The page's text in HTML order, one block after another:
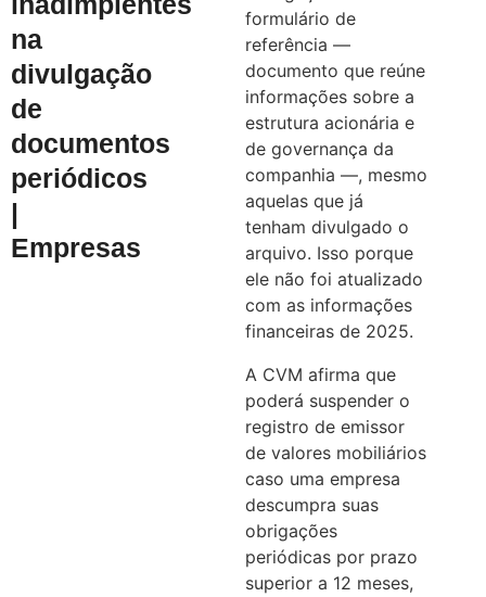
na
divulgação
de
documentos
periódicos
|
Empresas
formulário de
referência —
documento que reúne
informações sobre a
estrutura acionária e
de governança da
companhia —, mesmo
aquelas que já
tenham divulgado o
arquivo. Isso porque
ele não foi atualizado
com as informações
financeiras de 2025.
A CVM afirma que
poderá suspender o
registro de emissor
de valores mobiliários
caso uma empresa
descumpra suas
obrigações
periódicas por prazo
superior a 12 meses,